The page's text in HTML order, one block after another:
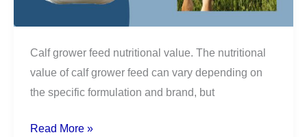
Calf grower feed nutritional value. The nutritional
value of calf grower feed can vary depending on
the specific formulation and brand, but
Read More »